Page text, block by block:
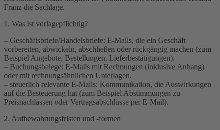
Franz die Sachlage.
1. Was ist vorlagepflichtig?
– Geschäftsbriefe/Handelsbriefe: E-Mails, die ein Geschäft
vorbereiten, abwickeln, abschließen oder rückgängig machen (zum
Beispiel Angebote, Bestellungen, Lieferbestätigungen).
– Buchungsbelege: E-Mails mit Rechnungen (inklusive Anhang)
oder mit rechnungsähnlichen Unterlagen.
– steuerlich relevante E-Mails: Kommunikation, die Auswirkungen
auf die Besteuerung hat (zum Beispiel Abstimmungen zu
Preisnachlässen oder Vertragsabschlüsse per E-Mail).
2. Aufbewahrungsfristen und -formen